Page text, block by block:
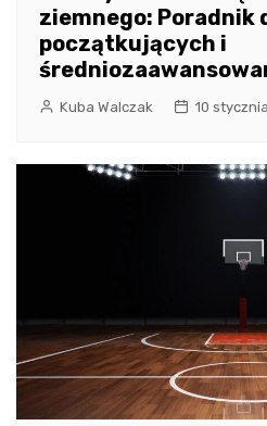
ziemnego: Poradnik
początkujących i
Kuba Walczak 10